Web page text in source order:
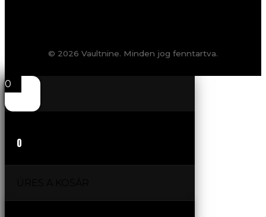
© 2026 Vaultnine. Minden jog fenntartva.
0
0